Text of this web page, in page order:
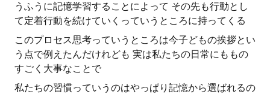
うふうに記憶学習することによって その先も行動とし
て定着行動を続けていくっていうところに持ってくる
このプロセス思考っていうところは今子どもの挨拶とい
う点で例えたんだけれども 実は私たちの日常にももの
すごく大事なことで
私たちの習慣っていうのはやっぱり記憶から選ばれるの